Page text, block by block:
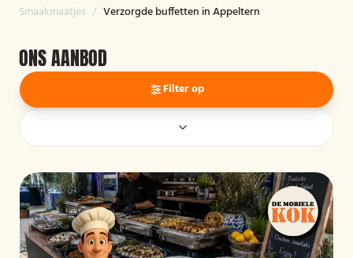
Smaakmaatjes / Verzorgde buffetten in Appeltern
ONS AANBOD
Filter op